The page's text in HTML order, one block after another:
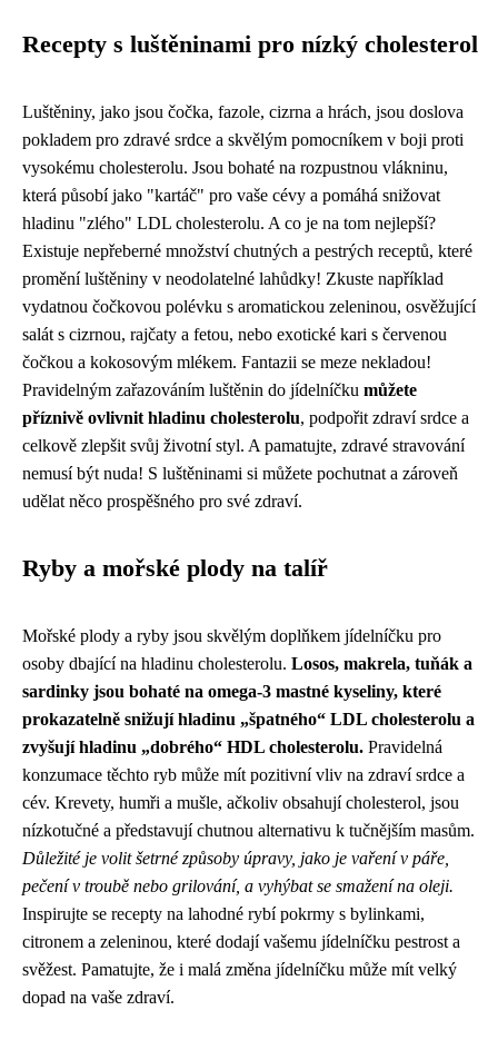
Recepty s luštěninami pro nízký cholesterol
Luštěniny, jako jsou čočka, fazole, cizrna a hrách, jsou doslova
pokladem pro zdravé srdce a skvělým pomocníkem v boji proti
vysokému cholesterolu. Jsou bohaté na rozpustnou vlákninu,
která působí jako "kartáč" pro vaše cévy a pomáhá snižovat
hladinu "zlého" LDL cholesterolu. A co je na tom nejlepší?
Existuje nepřeberné množství chutných a pestrých receptů, které
promění luštěniny v neodolatelné lahůdky! Zkuste například
vydatnou čočkovou polévku s aromatickou zeleninou, osvěžující
salát s cizrnou, rajčaty a fetou, nebo exotické kari s červenou
čočkou a kokosovým mlékem. Fantazii se meze nekladou!
Pravidelným zařazováním luštěnin do jídelníčku můžete
příznivě ovlivnit hladinu cholesterolu, podpořit zdraví srdce a
celkově zlepšit svůj životní styl. A pamatujte, zdravé stravování
nemusí být nuda! S luštěninami si můžete pochutnat a zároveň
udělat něco prospěšného pro své zdraví.
Ryby a mořské plody na talíř
Mořské plody a ryby jsou skvělým doplňkem jídelníčku pro
osoby dbající na hladinu cholesterolu. Losos, makrela, tuňák a
sardinky jsou bohaté na omega-3 mastné kyseliny, které
prokazatelně snižují hladinu „špatného“ LDL cholesterolu a
zvyšují hladinu „dobrého“ HDL cholesterolu. Pravidelná
konzumace těchto ryb může mít pozitivní vliv na zdraví srdce a
cév. Krevety, humři a mušle, ačkoliv obsahují cholesterol, jsou
nízkotučné a představují chutnou alternativu k tučnějším masům.
Důležité je volit šetrné způsoby úpravy, jako je vaření v páře,
pečení v troubě nebo grilování, a vyhýbat se smažení na oleji.
Inspirujte se recepty na lahodné rybí pokrmy s bylinkami,
citronem a zeleninou, které dodají vašemu jídelníčku pestrost a
svěžest. Pamatujte, že i malá změna jídelníčku může mít velký
dopad na vaše zdraví.